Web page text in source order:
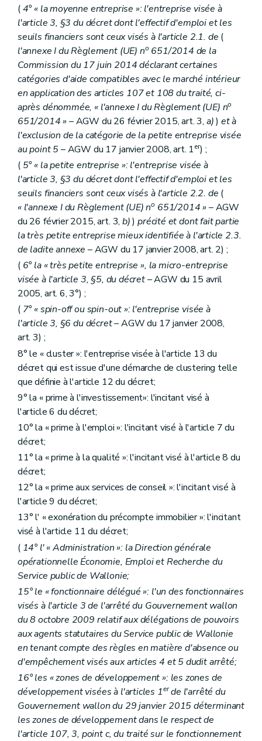
(4° « la moyenne entreprise »: l'entreprise visée à
l'article 3, §3 du décret dont l'effectif d'emploi et les
seuils financiers sont ceux visés à l'article 2.1. de (
l'annexe I du Règlement (UE) no 651/2014 de la
Commission du 17 juin 2014 déclarant certaines
catégories d'aide compatibles avec le marché intérieur
en application des articles 107 et 108 du traité, ci-
après dénommée, « l'annexe I du Règlement (UE) no
651/2014 »– AGW du 26 février 2015, art. 3, a))et à
l'exclusion de la catégorie de la petite entreprise visée
au point 5– AGW du 17 janvier 2008, art. 1er) ;
( 5° « la petite entreprise »: l'entreprise visée à
l'article 3, §3 du décret dont l'effectif d'emploi et les
seuils financiers sont ceux visés à l'article 2.2. de (
« l'annexe I du Règlement (UE) no 651/2014 »– AGW
du 26 février 2015, art. 3, b))précité et dont fait partie
la très petite entreprise mieux identifiée à l'article 2.3.
de ladite annexe – AGW du 17 janvier 2008, art. 2) ;
( 6° la « très petite entreprise », la micro-entreprise
visée à l'article 3, §5, du décret– AGW du 15 avril
2005, art. 6, 3°) ;
( 7° « spin-off ou spin-out »: l'entreprise visée à
l'article 3, §6 du décret– AGW du 17 janvier 2008,
art. 3) ;
8° le « cluster »: l'entreprise visée à l'article 13 du
décret qui est issue d'une démarche de clustering telle
que définie à l'article 12 du décret;
9° la « prime à l'investissement»: l'incitant visé à
l'article 6 du décret;
10° la « prime à l'emploi »: l'incitant visé à l'article 7 du
décret;
11° la « prime à la qualité »: l'incitant visé à l'article 8 du
décret;
12° la « prime aux services de conseil »: l'incitant visé à
l'article 9 du décret;
13° l' « exonération du précompte immobilier »: l'incitant
visé à l'article 11 du décret;
( 14° l' « Administration »: la Direction générale
opérationnelle Économie, Emploi et Recherche du
Service public de Wallonie;
15° le « fonctionnaire délégué »: l'un des fonctionnaires
visés à l'article 3 de l'arrêté du Gouvernement wallon
du 8 octobre 2009 relatif aux délégations de pouvoirs
aux agents statutaires du Service public de Wallonie
en tenant compte des règles en matière d'absence ou
d'empêchement visés aux articles 4 et 5 dudit arrêté;
16° les « zones de développement »: les zones de
développement visées à l'articles 1erde l'arrêté du
Gouvernement wallon du 29 janvier 2015 déterminant
les zones de développement dans le respect de
l'article 107, 3, point c, du traité sur le fonctionnement